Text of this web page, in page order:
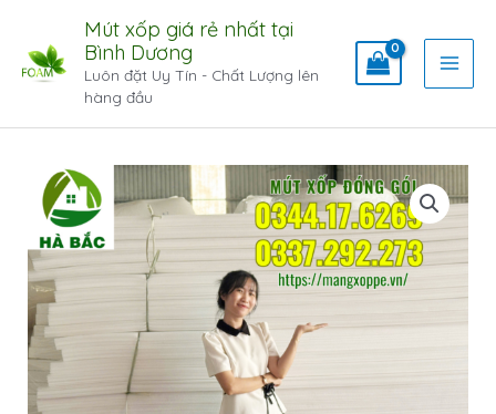
Mút xốp giá rẻ nhất tại
Bình Dương
Luôn đặt Uy Tín - Chất Lượng lên
hàng đầu